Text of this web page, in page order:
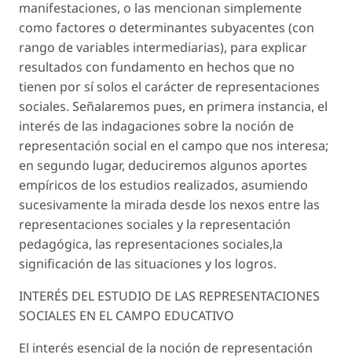
manifestaciones, o las mencionan simplemente
como factores o determinantes subyacentes (con
rango de variables intermediarias), para explicar
resultados con fundamento en hechos que no
tienen por sí solos el carácter de representaciones
sociales. Señalaremos pues, en primera instancia, el
interés de las indagaciones sobre la noción de
representación social en el campo que nos interesa;
en segundo lugar, deduciremos algunos aportes
empíricos de los estudios realizados, asumiendo
sucesivamente la mirada desde los nexos entre las
representaciones sociales y la representación
pedagógica, las representaciones sociales,la
significación de las situaciones y los logros.
INTERÉS DEL ESTUDIO DE LAS REPRESENTACIONES
SOCIALES EN EL CAMPO EDUCATIVO
El interés esencial de la noción de representación